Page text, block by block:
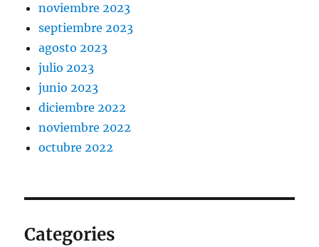
noviembre 2023
septiembre 2023
agosto 2023
julio 2023
junio 2023
diciembre 2022
noviembre 2022
octubre 2022
Categories